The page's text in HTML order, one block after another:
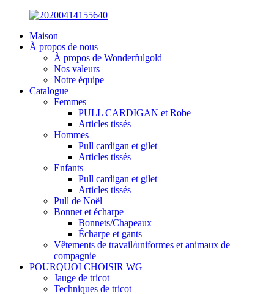
Maison
À propos de nous
À propos de Wonderfulgold
Nos valeurs
Notre équipe
Catalogue
Femmes
PULL CARDIGAN et Robe
Articles tissés
Hommes
Pull cardigan et gilet
Articles tissés
Enfants
Pull cardigan et gilet
Articles tissés
Pull de Noël
Bonnet et écharpe
Bonnets/Chapeaux
Écharpe et gants
Vêtements de travail/uniformes et animaux de
compagnie
POURQUOI CHOISIR WG
Jauge de tricot
Techniques de tricot